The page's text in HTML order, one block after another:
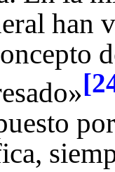
han